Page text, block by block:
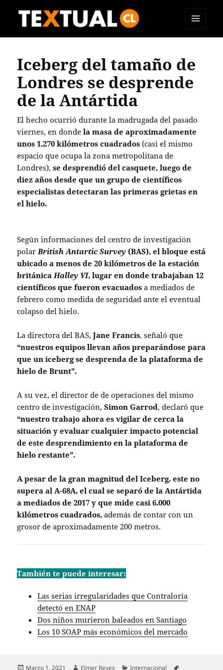
Iceberg del tamaño de
Londres se desprende
de la Antártida
El hecho ocurrió durante la madrugada del pasado
viernes, en dondela masa de aproximadamente
unos 1.270 kilómetros cuadrados(casi el mismo
espacio que ocupa la zona metropolitana de
Londres), se desprendió del casquete, luego de
diez años desde que un grupo de científicos
especialistas detectaran las primeras grietas en
el hielo.
Según informaciones del centro de investigación
polarBritish Antartic Survey (BAS), el bloque está
ubicado a menos de 20 kilómetros de la estación
británicaHalley VI, lugar en donde trabajaban 12
científicos que fueron evacuadosa mediados de
febrero como medida de seguridad ante el eventual
colapso del hielo.
La directora del BAS,Jane Francis, señaló que
“nuestros equipos llevan años preparándose para
que un iceberg se desprenda de la plataforma de
hielo de Brunt”.
A su vez, el director de de operaciones del mismo
centro de investigación,Simon Garrod, declaró que
“nuestro trabajo ahora es vigilar de cerca la
situación y evaluar cualquier impacto potencial
de este desprendimiento en la plataforma de
hielo restante”.
A pesar de la gran magnitud del Iceberg, este no
supera al A-68A, el cual se separó de la Antártida
a mediados de 2017 y que mide casi 6.000
kilómetros cuadrados, además de contar con un
grosor de aproximadamente 200 metros.
También te puede interesar:
Las serias irregularidades que Contraloría
detectó en ENAP
Dos niños murieron baleados en Santiago
Los 10 SOAP más económicos del mercado
Publicado
Marzo 1, 2021 Autor
Elmer Reyes Categorías
Internacional